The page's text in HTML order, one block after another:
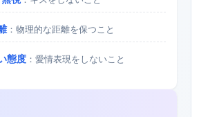
：物理的な距離を保つこと
態度：愛情表現をしないこと